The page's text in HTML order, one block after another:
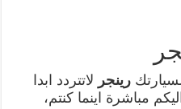
رينجر لاتتردد ابدا
مباشرة اينما كنتم،